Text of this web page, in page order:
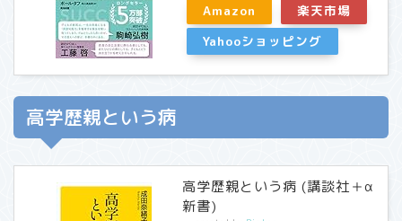
Amazon
楽天市場
Yahooショッピング
高学歴親という病
高学歴親という病 (講談社＋α
新書)